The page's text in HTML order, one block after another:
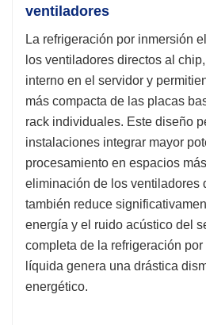
ventiladores
La refrigeración por inmersión
los ventiladores directos al
interno en el servidor y
más compacta de las placas
rack individuales. Este diseño
instalaciones integrar mayor
procesamiento en espacios
eliminación de los ventiladores
también reduce
energía y el ruido acústico del
completa de la refrigeración
líquida genera una drástica
energético.